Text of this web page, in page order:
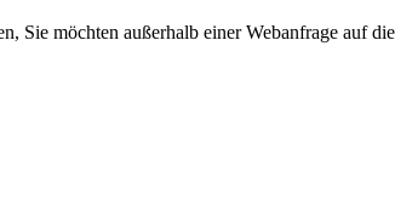
Sie möchten außerhalb einer Webanfrage